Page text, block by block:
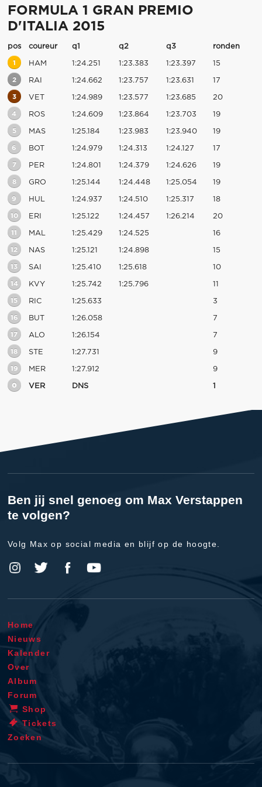
FORMULA 1 GRAN PREMIO
D'ITALIA 2015
pos coureur q1 q2 q3 ronden
1 HAM 1:24.251 1:23.383 1:23.397 15
2 RAI 1:24.662 1:23.757 1:23.631 17
3 VET 1:24.989 1:23.577 1:23.685 20
4 ROS 1:24.609 1:23.864 1:23.703 19
5 MAS 1:25.184 1:23.983 1:23.940 19
6 BOT 1:24.979 1:24.313 1:24.127 17
7 PER 1:24.801 1:24.379 1:24.626 19
8 GRO 1:25.144 1:24.448 1:25.054 19
9 HUL 1:24.937 1:24.510 1:25.317 18
10 ERI 1:25.122 1:24.457 1:26.214 20
11 MAL 1:25.429 1:24.525 16
12 NAS 1:25.121 1:24.898 15
13 SAI 1:25.410 1:25.618 10
14 KVY 1:25.742 1:25.796 11
15 RIC 1:25.633 3
16 BUT 1:26.058 7
17 ALO 1:26.154 7
18 STE 1:27.731 9
19 MER 1:27.912 9
0 VER DNS 1
Ben jij snel genoeg om Max Verstappen
te volgen?
Volg Max op social media en blijf op de hoogte.
Home
Nieuws
Kalender
Over
Album
Forum
Shop
Tickets
Zoeken